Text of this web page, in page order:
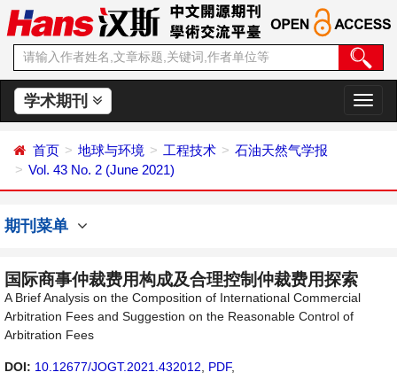
学术期刊
切
换
首页 地球与环境 工程技术
石油天然气学报
Vol. 43 No. 2 (June 2021)
期刊菜单
国际商事仲裁费用构成及合理控制仲裁费用探索
A Brief Analysis on the Composition of International Commercial
Arbitration Fees and Suggestion on the Reasonable Control of
Arbitration Fees
DOI: 10.12677/JOGT.2021.432012 PDF,